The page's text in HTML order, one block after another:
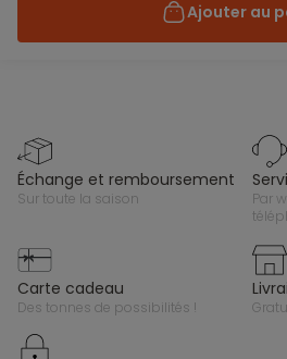
Ajouter au
échange et remboursement
sur toute la saison
par whatsapp, e-mail ou
carte cadeau
des tonnes de possibilités !